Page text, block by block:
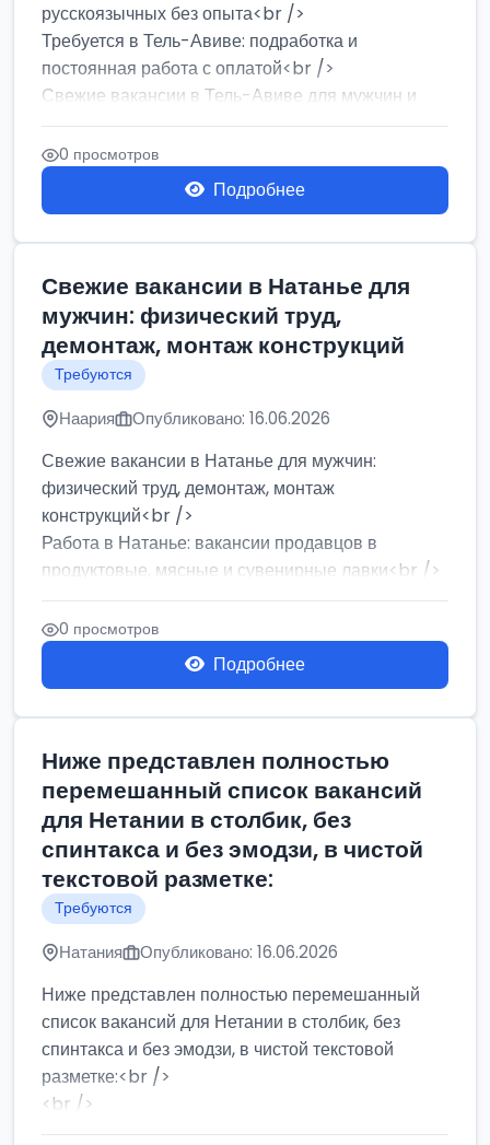
русскоязычных без опыта<br />
Требуется в Тель-Авиве: подработка и
постоянная работа с оплатой<br />
Свежие вакансии в Тель-Авиве для мужчин и
женщин от хозя...
0 просмотров
Подробнее
Свежие вакансии в Натанье для
мужчин: физический труд,
демонтаж, монтаж конструкций
Требуются
Наария Опубликовано: 16.06.2026
Свежие вакансии в Натанье для мужчин:
физический труд, демонтаж, монтаж
конструкций<br />
Работа в Натанье: вакансии продавцов в
продуктовые, мясные и сувенирные лавки<br />
Разнорабочий на сборку м...
0 просмотров
Подробнее
Ниже представлен полностью
перемешанный список вакансий
для Нетании в столбик, без
спинтакса и без эмодзи, в чистой
текстовой разметке:
Требуются
Натания Опубликовано: 16.06.2026
Ниже представлен полностью перемешанный
список вакансий для Нетании в столбик, без
спинтакса и без эмодзи, в чистой текстовой
разметке:<br />
<br />
Работа в Нетании на мебельном производстве: